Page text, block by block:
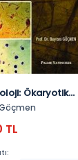
Ökaryotik
TL